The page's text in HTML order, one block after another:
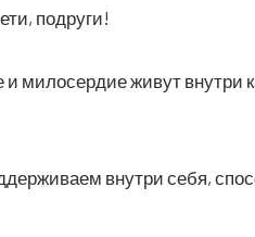
подруги!
мило­сер­дие живут внут­ри
внут­ри себя,